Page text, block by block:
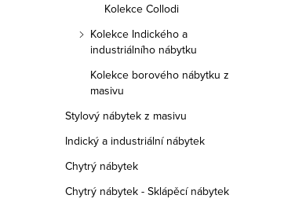
Kolekce Collodi
Kolekce Indického a
industriálního nábytku
Kolekce borového nábytku z
masivu
Stylový nábytek z masivu
Indický a industriální nábytek
Chytrý nábytek
Chytrý nábytek - Sklápěcí nábytek
Doprava zdarma